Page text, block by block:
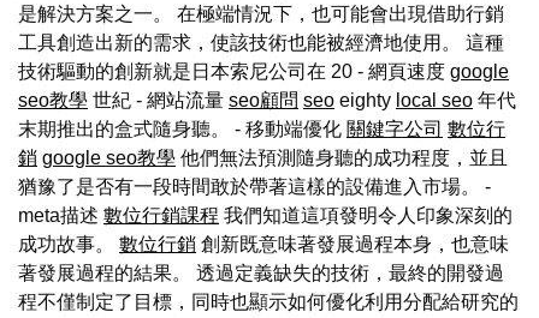
是解決方案之一。 在極端情況下，也可能會出現借助行銷
工具創造出新的需求，使該技術也能被經濟地使用。 這種
技術驅動的創新就是日本索尼公司在 20 - 網頁速度 google
seo教學 世紀 - 網站流量 seo顧問 seo eighty local seo 年代
末期推出的盒式隨身聽。 - 移動端優化 關鍵字公司 數位行
銷 google seo教學 他們無法預測隨身聽的成功程度，並且
猶豫了是否有一段時間敢於帶著這樣的設備進入市場。 -
meta描述 數位行銷課程 我們知道這項發明令人印象深刻的
成功故事。 數位行銷 創新既意味著發展過程本身，也意味
著發展過程的結果。 透過定義缺失的技術，最終的開發過
程不僅制定了目標，同時也顯示如何優化利用分配給研究的